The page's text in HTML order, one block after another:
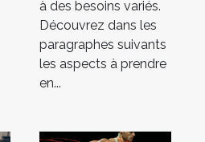
à des besoins variés.
Découvrez dans les
paragraphes suivants
les aspects à prendre
en...